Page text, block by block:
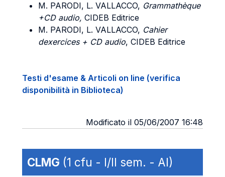
M. PARODI, L. VALLACCO, Grammathèque
+CD audio, CIDEB Editrice
M. PARODI, L. VALLACCO, Cahier
dexercices + CD audio, CIDEB Editrice
Testi d'esame & Articoli on line (verifica
disponibilità in Biblioteca)
Modificato il 05/06/2007 16:48
CLMG (1 cfu - I/II sem. - AI)